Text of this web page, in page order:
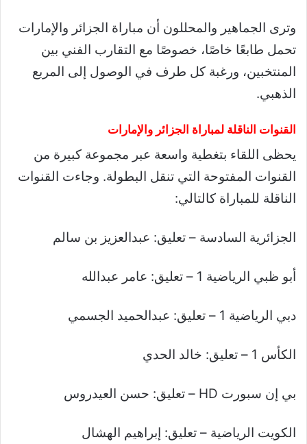
وترى الجماهير والمحللون أن مباراة الجزائر والإمارات
تحمل طابعًا خاصًا، خصوصًا مع التقارب الفني بين
المنتخبين، ورغبة كل طرف في الوصول إلى المربع
الذهبي.
القنوات الناقلة لمباراة الجزائر والإمارات
يحظى اللقاء بتغطية واسعة عبر مجموعة كبيرة من
القنوات المفتوحة التي تنقل البطولة. وجاءت القنوات
الناقلة للمباراة كالتالي:
الجزائرية السادسة – تعليق: عبدالعزيز بن سالم
أبو ظبي الرياضية 1 – تعليق: عامر عبدالله
دبي الرياضية 1 – تعليق: عبدالحميد الجسمي
الكأس 1 – تعليق: خالد الحدي
بي إن سبورت HD – تعليق: حسن العيدروس
الكويت الرياضية – تعليق: إبراهيم الهشال